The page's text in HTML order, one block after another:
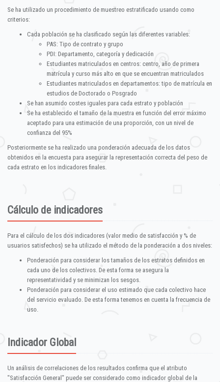
Se ha utilizado un procedimiento de muestreo estratificado usando como
criterios:
Cada población se ha clasificado según las diferentes variables:
PAS: Tipo de contrato y grupo
PDI: Departamento, categoría y dedicación
Estudiantes matriculados en centros: centro, año de primera
matrícula y curso más alto en que se encuentran matriculados
Estudiantes matriculados en departamentos: tipo de matrícula en
estudios de Doctorado o Posgrado
Se han asumido costes iguales para cada estrato y población
Se ha establecido el tamaño de la muestra en función del error máximo
aceptado para una estimación de una proporción, con un nivel de
confianza del 95%
Posteriormente se ha realizado una ponderación adecuada de los datos
obtenidos en la encuesta para asegurar la representación correcta del peso de
cada estrato en los indicadores finales.
Cálculo de indicadores
Para el cálculo de los dos indicadores (valor medio de satisfacción y % de
usuarios satisfechos) se ha utilizado el método de la ponderación a dos niveles:
Ponderación para considerar los tamaños de los estratos definidos en
cada uno de los colectivos. De esta forma se asegura la
representatividad y se minimizan los sesgos.
Ponderación para considerar el uso estimado que cada colectivo hace
del servicio evaluado. De esta forma tenemos en cuenta la frecuencia de
uso.
Indicador Global
Un análisis de correlaciones de los resultados confirma que el atributo
"Satisfacción General" puede ser considerado como indicador global de la